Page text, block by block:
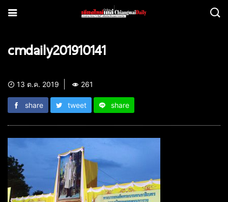
cmdaily201910141
13 ต.ค. 2019 261
share tweet share